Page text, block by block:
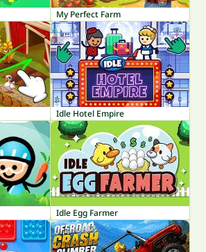
My Perfect Farm
Idle Hotel Empire
Idle Egg Farmer